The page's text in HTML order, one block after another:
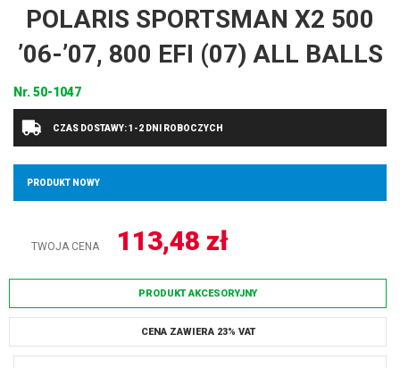
POLARIS SPORTSMAN X2 500
’06-’07, 800 EFI (07) ALL BALLS
Nr.50-1047
CZAS DOSTAWY: 1-2 DNI ROBOCZYCH
PRODUKT NOWY
TWOJA CENA 113,48 zł
PRODUKT AKCESORYJNY
CENA ZAWIERA 23% VAT